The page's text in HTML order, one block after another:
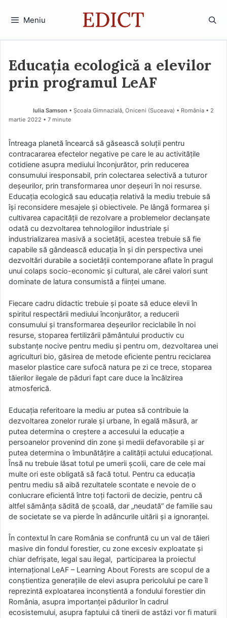
Meniu
Educația ecologică a elevilor
prin programul LeAF
Iulia Samson • Școala Gimnazială, Oniceni (Suceava) • România
2
martie 2022 • 7 minute
Întreaga planetă încearcă să găsească soluţii pentru
contracararea efectelor negative pe care le au activităţile
cotidiene asupra mediului înconjurător, prin reducerea
consumului iresponsabil, prin colectarea selectivă a tuturor
deşeurilor, prin transformarea unor deşeuri în noi resurse.
Educaţia ecologică sau educaţia relativă la mediu trebuie să
îşi reconsidere mesajele şi obiectivele. Pe lângă formarea şi
cultivarea capacităţii de rezolvare a problemelor declanşate
odată cu dezvoltarea tehnologiilor industriale şi
industrializarea masivă a societăţii, acestea trebuie să fie
capabile să gândească educaţia în şi din perspectiva unei
dezvoltări durabile a societăţii contemporane aflate în pragul
unui colaps socio-economic şi cultural, ale cărei valori sunt
dominate de latura consumistă a fiinţei umane.
Fiecare cadru didactic trebuie și poate să educe elevii în
spiritul respectării mediului înconjurător, a reducerii
consumului și transformarea deșeurilor reciclabile în noi
resurse, stoparea fertilizării pământului productiv cu
substanțe nocive pentru mediu și pentru om, dezvoltarea unei
agriculturi bio, găsirea de metode eficiente pentru reciclarea
maselor plastice care sufocă natura pe zi ce trece, stoparea
tăierilor ilegale de păduri fapt care duce la încălzirea
atmosferică.
Educaţia referitoare la mediu ar putea să contribuie la
dezvoltarea zonelor rurale şi urbane, în egală măsură, ar
putea determina o creştere a accesului la educaţie a
persoanelor provenind din zone şi medii defavorabile şi ar
putea determina o îmbunătăţire a calităţii actului educaţional.
Însă nu trebuie lăsat totul pe umerii școlii, care de cele mai
multe ori este obligată să facă totul. Pentru ca educația
pentru mediu să aibă rezultatele scontate e nevoie de o
conlucrare eficientă între toți factorii de decizie, pentru că
altfel sămânța sădită de școală, dar „neudată” de familie sau
de societate se va pierde în adâncurile uitării și a ignoranței.
În contextul în care România se confruntă cu un val de tăieri
masive din fondul forestier, cu zone excesiv exploatate și
chiar defrișate, legal sau ilegal, participarea la proiectul
internațional LeAF – Learning About Forests are scopul de a
conștientiza generațiile de elevi asupra pericolului pe care îl
reprezintă exploatarea inconștientă a fondului forestier din
România, asupra importanței pădurilor în cadrul
ecosistemului, asupra faptului că tinerii de astăzi vor fi maturii